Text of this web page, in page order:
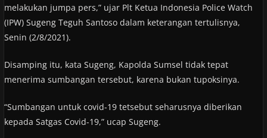
melakukan jumpa pers,” ujar Plt Ketua Indonesia Police Watch
(IPW) Sugeng Teguh Santoso dalam keterangan tertulisnya,
Senin (2/8/2021).
Disamping itu, kata Sugeng, Kapolda Sumsel tidak tepat
menerima sumbangan tersebut, karena bukan tupoksinya.
“Sumbangan untuk covid-19 tetsebut seharusnya diberikan
kepada Satgas Covid-19,” ucap Sugeng.